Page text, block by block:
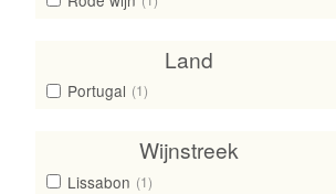
Land
Portugal (1)
Wijnstreek
Lissabon (1)